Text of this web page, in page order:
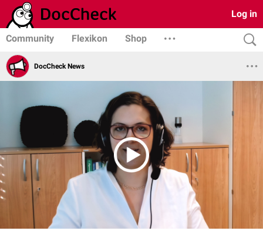
Log in
Community Flexikon Shop
DocCheck News